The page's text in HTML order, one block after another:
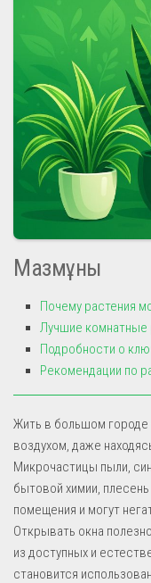
Мазмұны
Почему растения
Лучшие комнатные
Подробности о
Рекомендации по
Жить в большом
воздухом, даже
Микрочастицы пыли,
бытовой химии,
помещения и могут
Открывать окна
из доступных и
становится